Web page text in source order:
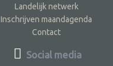
Landelijk netwerk
Inschrijven maandagenda
Contact
Social media